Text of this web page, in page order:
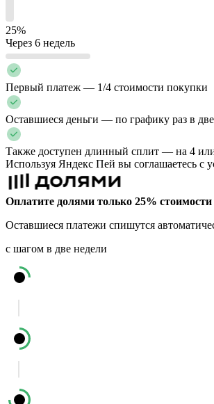
25%
Через 6 недель
Первый платеж — 1/4 стоимости покупки
Оставшиеся деньги — по графику раз в
Также доступен длинный сплит — на 4
Используя Яндекс Пей вы соглашаетесь с
Оплатите долями только 25%
Оставшиеся платежи спишутся
с шагом в две недели